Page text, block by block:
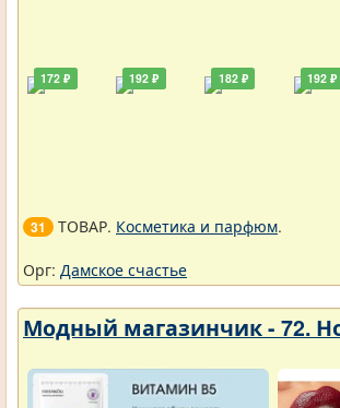
172 ₽ 192 ₽ 182 ₽ 192 ₽
31 ТОВАР. Косметика и парфюм.
Орг: Дамское счастье
Модный магазинчик - 72.